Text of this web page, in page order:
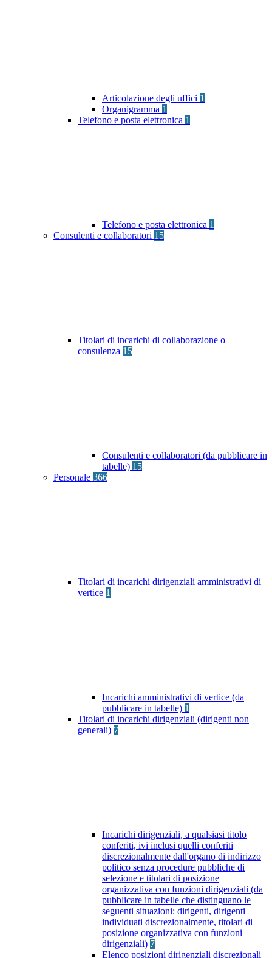
Articolazione degli uffici 1
Organigramma 1
Telefono e posta elettronica 1
Telefono e posta elettronica 1
Consulenti e collaboratori 15
Titolari di incarichi di collaborazione o
consulenza 15
Consulenti e collaboratori (da pubblicare in
tabelle) 15
Personale 366
Titolari di incarichi dirigenziali amministrativi di
vertice 1
Incarichi amministrativi di vertice (da
pubblicare in tabelle) 1
Titolari di incarichi dirigenziali (dirigenti non
generali) 7
Incarichi dirigenziali, a qualsiasi titolo
conferiti, ivi inclusi quelli conferiti
discrezionalmente dall'organo di indirizzo
politico senza procedure pubbliche di
selezione e titolari di posizione
organizzativa con funzioni dirigenziali (da
pubblicare in tabelle che distinguano le
seguenti situazioni: dirigenti, dirigenti
individuati discrezionalmente, titolari di
posizione organizzativa con funzioni
dirigenziali) 7
Elenco posizioni dirigenziali discrezionali